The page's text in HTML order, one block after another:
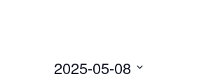
2025-05-08